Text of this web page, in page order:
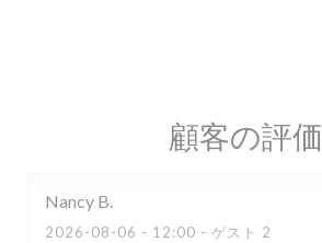
顧客の評価
Nancy B
2026-08-06 - 12:00 - ゲスト 2